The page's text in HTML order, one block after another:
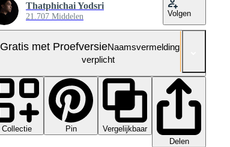
Thatphichai Yodsri
21.707 Middelen Volgen
Gratis met ProefversieNaamsvermelding niet
verplicht
Collectie Pin
Vergelijkbaar
Delen